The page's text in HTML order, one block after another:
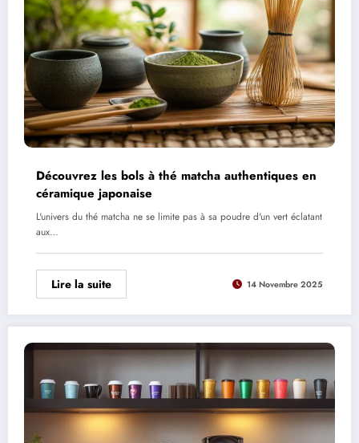
Découvrez les bols à thé matcha authentiques en
céramique japonaise
L'univers du thé matcha ne se limite pas à sa poudre d'un vert éclatant
aux…
Lire la suite 14 Novembre 2025